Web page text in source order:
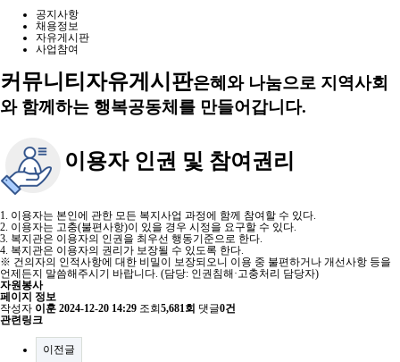
공지사항
채용정보
자유게시판
사업참여
커뮤니티 자유게시판은혜와 나눔으로 지역사회
와 함께하는 행복공동체를 만들어갑니다.
이용자 인권 및 참여권리
1. 이용자는 본인에 관한 모든 복지사업 과정에 함께 참여할 수 있다.
2. 이용자는 고충(불편사항)이 있을 경우 시정을 요구할 수 있다.
3. 복지관은 이용자의 인권을 최우선 행동기준으로 한다.
4. 복지관은 이용자의 권리가 보장될 수 있도록 한다.
※ 건의자의 인적사항에 대한 비밀이 보장되오니 이용 중 불편하거나 개선사항 등을
언제든지 말씀해주시기 바랍니다. (담당: 인권침해·고충처리 담당자)
자원봉사
페이지 정보
작성자 이훈 2024-12-20 14:29 조회 5,681회 댓글0건
관련링크
이전글